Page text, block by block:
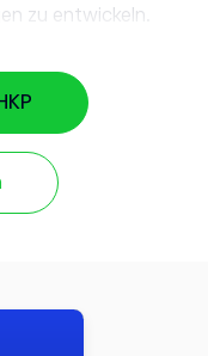
zu entwickeln.
kann Daten schnell
erkennen und auf
verringern,
die Delegierung